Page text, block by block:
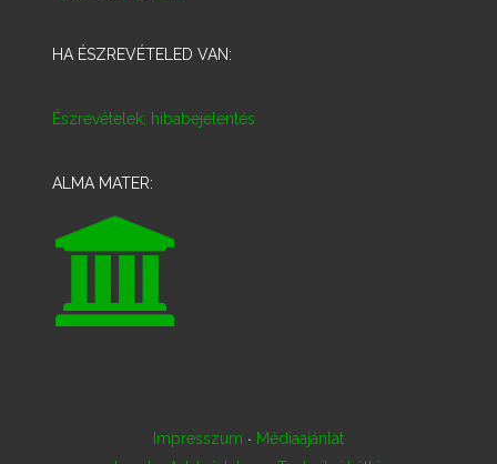
HA ÉSZREVÉTELED VAN:
Észrevételek, hibabejelentés
ALMA MATER:
Impresszum · Médiaajánlat